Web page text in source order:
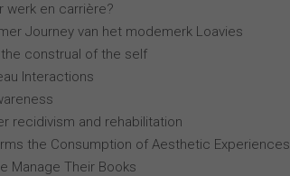
werk en carrière?
Journey van het modemerk Loavies
construal of the self
Interactions
recidivism and rehabilitation
the Consumption of Aesthetic Experiences
Manage Their Books